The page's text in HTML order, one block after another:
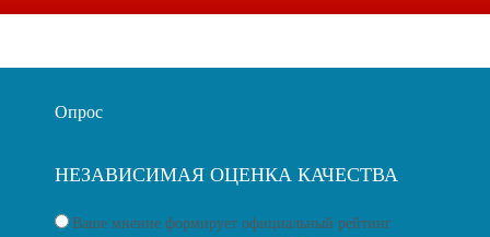
Опрос
НЕЗАВИСИМАЯ ОЦЕНКА КАЧЕСТВА
Ваше мнение формирует официальный рейтинг